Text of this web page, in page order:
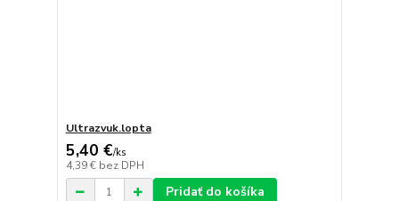
Ultrazvuk.lopta
5,40 €/ks
4,39 € bez DPH
Pridať do košíka